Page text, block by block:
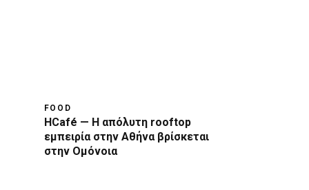
FOOD
HCafé — Η απόλυτη rooftop
εμπειρία στην Αθήνα βρίσκεται
στην Ομόνοια